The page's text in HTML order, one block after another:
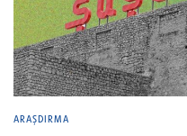
ARAŞDIRMA